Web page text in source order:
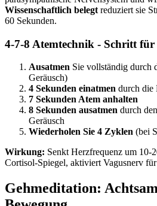
Wissenschaftlich belegt reduziert sie
60 Sekunden.
4-7-8 Atemtechnik - Schritt
Ausatmen Sie vollständig durch
Geräusch)
4 Sekunden einatmen durch die
7 Sekunden Atem anhalten
8 Sekunden ausatmen durch
Geräusch
Wiederholen Sie 4 Zyklen (bei
Wirkung: Senkt Herzfrequenz um 10-
Cortisol-Spiegel, aktiviert Vagusnerv
Gehmeditation: